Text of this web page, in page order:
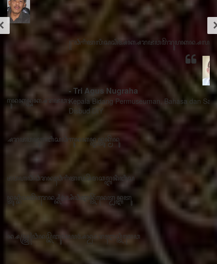
- Tri Agus Nugraha
Kepala Bidang Permuseuman, Bahasa dan Sastra
Disbud DIY